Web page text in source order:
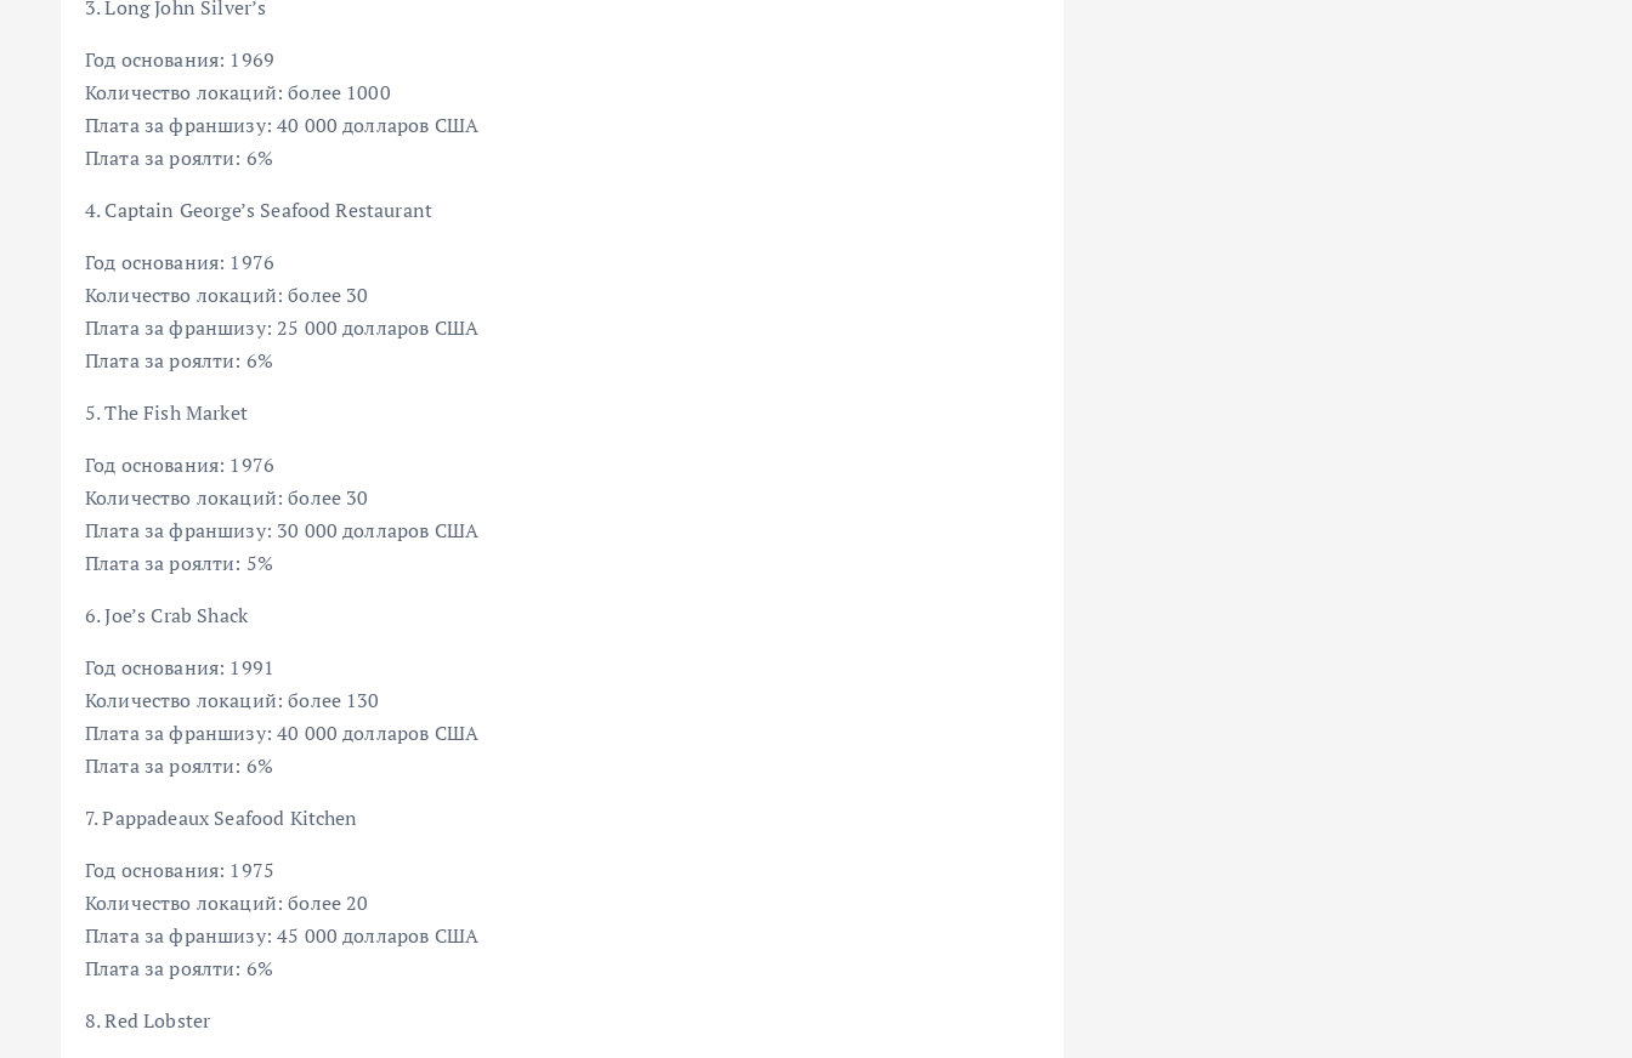
3. Long John Silver’s
Год основания: 1969
Количество локаций: более 1000
Плата за франшизу: 40 000 долларов США
Плата за роялти: 6%
4. Captain George’s Seafood Restaurant
Год основания: 1976
Количество локаций: более 30
Плата за франшизу: 25 000 долларов США
Плата за роялти: 6%
5. The Fish Market
Год основания: 1976
Количество локаций: более 30
Плата за франшизу: 30 000 долларов США
Плата за роялти: 5%
6. Joe’s Crab Shack
Год основания: 1991
Количество локаций: более 130
Плата за франшизу: 40 000 долларов США
Плата за роялти: 6%
7. Pappadeaux Seafood Kitchen
Год основания: 1975
Количество локаций: более 20
Плата за франшизу: 45 000 долларов США
Плата за роялти: 6%
8. Red Lobster